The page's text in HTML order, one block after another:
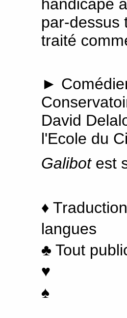
handicapé
par-dessus
traité
►
David
l'Ecole du
Galibotest
♦
langues
♣ Tout
♥
♠